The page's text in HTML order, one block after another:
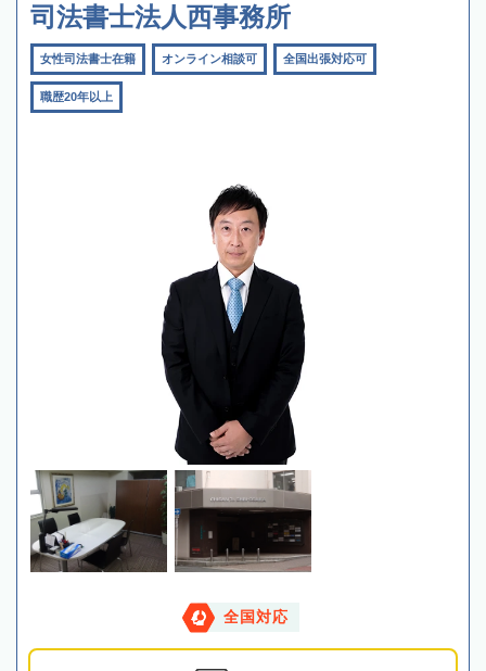
司法書士法人西事務所
女性司法書士在籍 オンライン相談可 全国出張対応可
職歴20年以上
全国対応